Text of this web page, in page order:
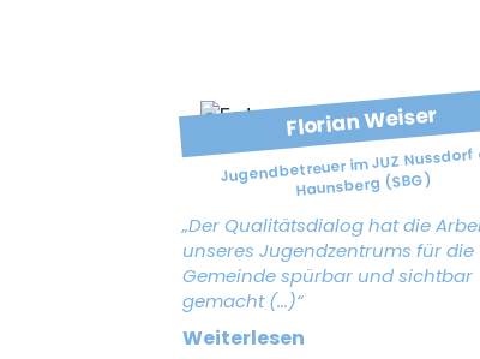
Florian Weiser
Jugendbetreuer im JUZ
Haunsberg (SBG)
„Der Qualitätsdialog hat die
unseres Jugendzentrums für die
Gemeinde spürbar und sichtbar
gemacht (...)“
Weiterlesen